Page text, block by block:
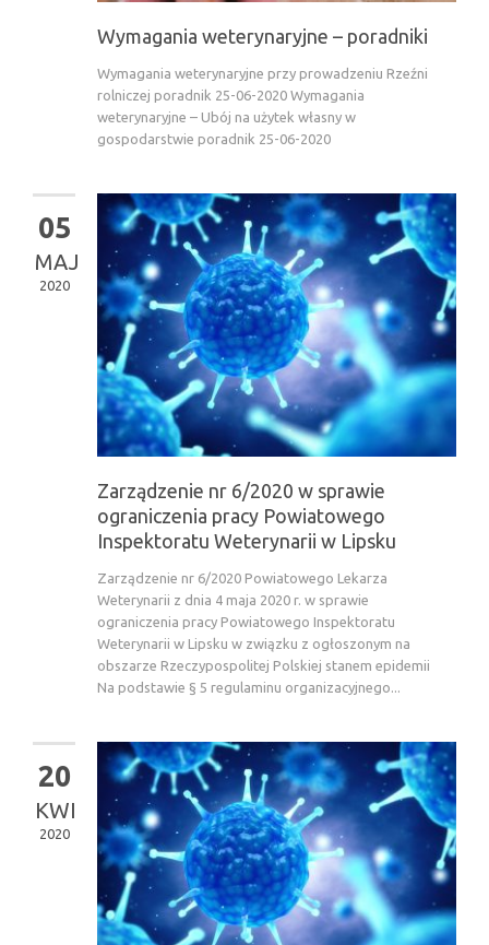
Wymagania weterynaryjne – poradniki
Wymagania weterynaryjne przy prowadzeniu Rzeźni
rolniczej poradnik 25-06-2020 Wymagania
weterynaryjne – Ubój na użytek własny w
gospodarstwie poradnik 25-06-2020
05
MAJ
2020
Zarządzenie nr 6/2020 w sprawie
ograniczenia pracy Powiatowego
Inspektoratu Weterynarii w Lipsku
Zarządzenie nr 6/2020 Powiatowego Lekarza
Weterynarii z dnia 4 maja 2020 r. w sprawie
ograniczenia pracy Powiatowego Inspektoratu
Weterynarii w Lipsku w związku z ogłoszonym na
obszarze Rzeczypospolitej Polskiej stanem epidemii
Na podstawie § 5 regulaminu organizacyjnego...
20
KWI
2020